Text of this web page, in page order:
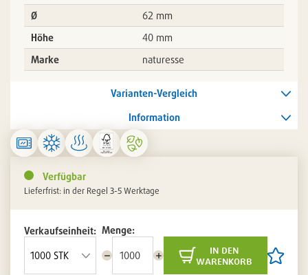
Ø
62 mm
Höhe
40 mm
Marke
naturesse
Varianten-Vergleich
Information
Verfügbar
Lieferfrist: in der Regel 3-5 Werktage
Verkaufseinheit: Menge:
Menge
Menge
in den
warenkorb
Artikel